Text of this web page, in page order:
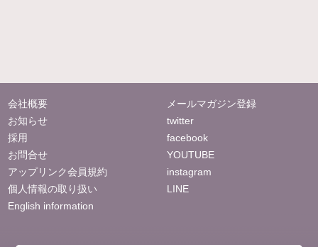
会社概要
お知らせ
採用
お問合せ
アップリンク会員規約
個人情報の取り扱い
English information
メールマガジン登録
twitter
facebook
YOUTUBE
instagram
LINE